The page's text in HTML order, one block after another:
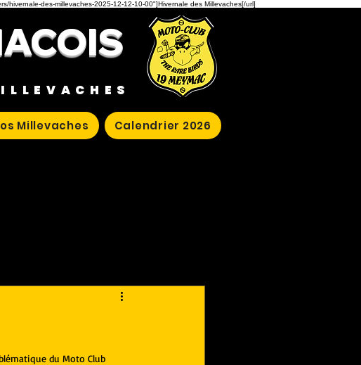
hivernale-des-millevaches-2025-12-12-10-00"]Hivernale des Millevaches[/url]
Millevaches Calendrier 2026
du Moto Club